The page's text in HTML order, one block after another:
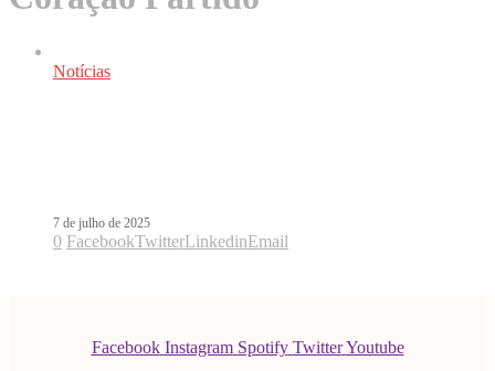
Notícias
7 de julho de 2025
0 FacebookTwitterLinkedinEmail
Facebook Instagram Spotify Twitter Youtube